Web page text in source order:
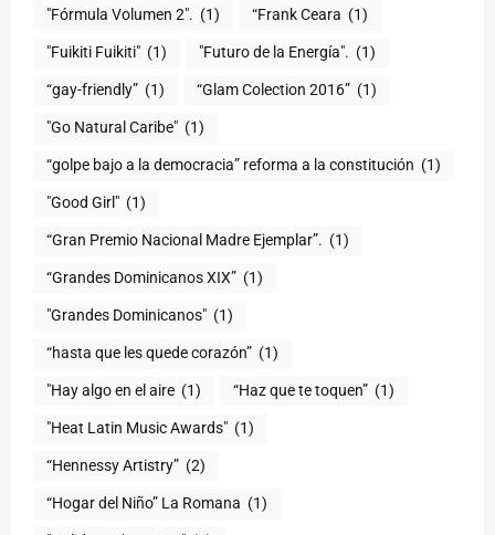
"Fórmula Volumen 2". (1) “Frank Ceara (1)
"Fuikiti Fuikiti" (1) "Futuro de la Energía". (1)
“gay-friendly” (1) “Glam Colection 2016” (1)
"Go Natural Caribe" (1)
“golpe bajo a la democracia” reforma a la constitución (1)
"Good Girl" (1)
“Gran Premio Nacional Madre Ejemplar”. (1)
“Grandes Dominicanos XIX” (1)
"Grandes Dominicanos" (1)
(1)
"Hay algo en el aire (1) “Haz que te toquen” (1)
"Heat Latin Music Awards" (1)
“Hennessy Artistry” (2)
“Hogar del Niño” La Romana (1)